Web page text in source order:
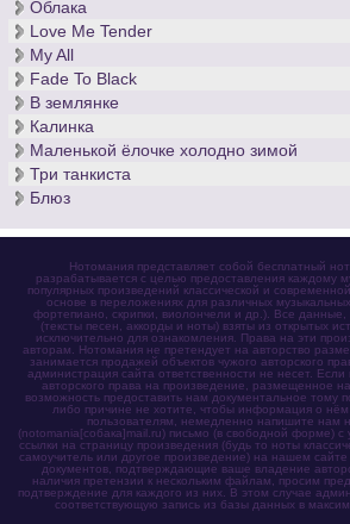
Облака
Love Me Tender
My All
Fade To Black
В землянке
Калинка
Маленькой ёлочке холодно зимой
Три танкиста
Блюз
Нотомания представляет собой бесплатный
разрабатывается с целью предоставления каждому
популярных произведений классической и
основе в переложениях для различных
фортепиано, скрипки, виолончели и др.). Все данные,
(тексты песен, аккорды и ноты) взяты из открытых
исключительно для ознакомления. Права на эти
авторам. Нотомания не претендует на авторство
занимается продажей объектов чужого авторского
администрация сайта ответственности не несет.
авторского права на произведение, размещенное
возможность предоставить нам документальное тому
либо причине не хотите, чтобы информация о
пользователям, немедленно напишите нам
(notomania[собака]mail.ru) письмо (в свободной форме) с
ссылки на страницу произведения (будь то ноты
самоучитель или другое произведение) на нашем сайте
документов, подтверждающие ваше владение
наличия претензии к нескольким файлам, просим
подтверждение для каждого из них. В этом случае
соответствующую запись из базы данных в